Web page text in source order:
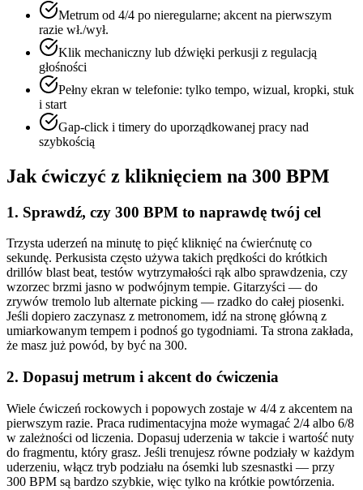
Metrum od 4/4 po nieregularne; akcent na pierwszym
razie wł./wył.
Klik mechaniczny lub dźwięki perkusji z regulacją
głośności
Pełny ekran w telefonie: tylko tempo, wizual, kropki, stuk
i start
Gap-click i timery do uporządkowanej pracy nad
szybkością
Jak ćwiczyć z kliknięciem na 300 BPM
1. Sprawdź, czy 300 BPM to naprawdę twój cel
Trzysta uderzeń na minutę to pięć kliknięć na ćwierćnutę co
sekundę. Perkusista często używa takich prędkości do krótkich
drillów blast beat, testów wytrzymałości rąk albo sprawdzenia, czy
wzorzec brzmi jasno w podwójnym tempie. Gitarzyści — do
zrywów tremolo lub alternate picking — rzadko do całej piosenki.
Jeśli dopiero zaczynasz z metronomem, idź na stronę główną z
umiarkowanym tempem i podnoś go tygodniami. Ta strona zakłada,
że masz już powód, by być na 300.
2. Dopasuj metrum i akcent do ćwiczenia
Wiele ćwiczeń rockowych i popowych zostaje w 4/4 z akcentem na
pierwszym razie. Praca rudimentacyjna może wymagać 2/4 albo 6/8
w zależności od liczenia. Dopasuj uderzenia w takcie i wartość nuty
do fragmentu, który grasz. Jeśli trenujesz równe podziały w każdym
uderzeniu, włącz tryb podziału na ósemki lub szesnastki — przy
300 BPM są bardzo szybkie, więc tylko na krótkie powtórzenia.